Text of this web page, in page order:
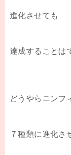
進化させても
達成することは
どうやらニンフ
７種類に進化さ